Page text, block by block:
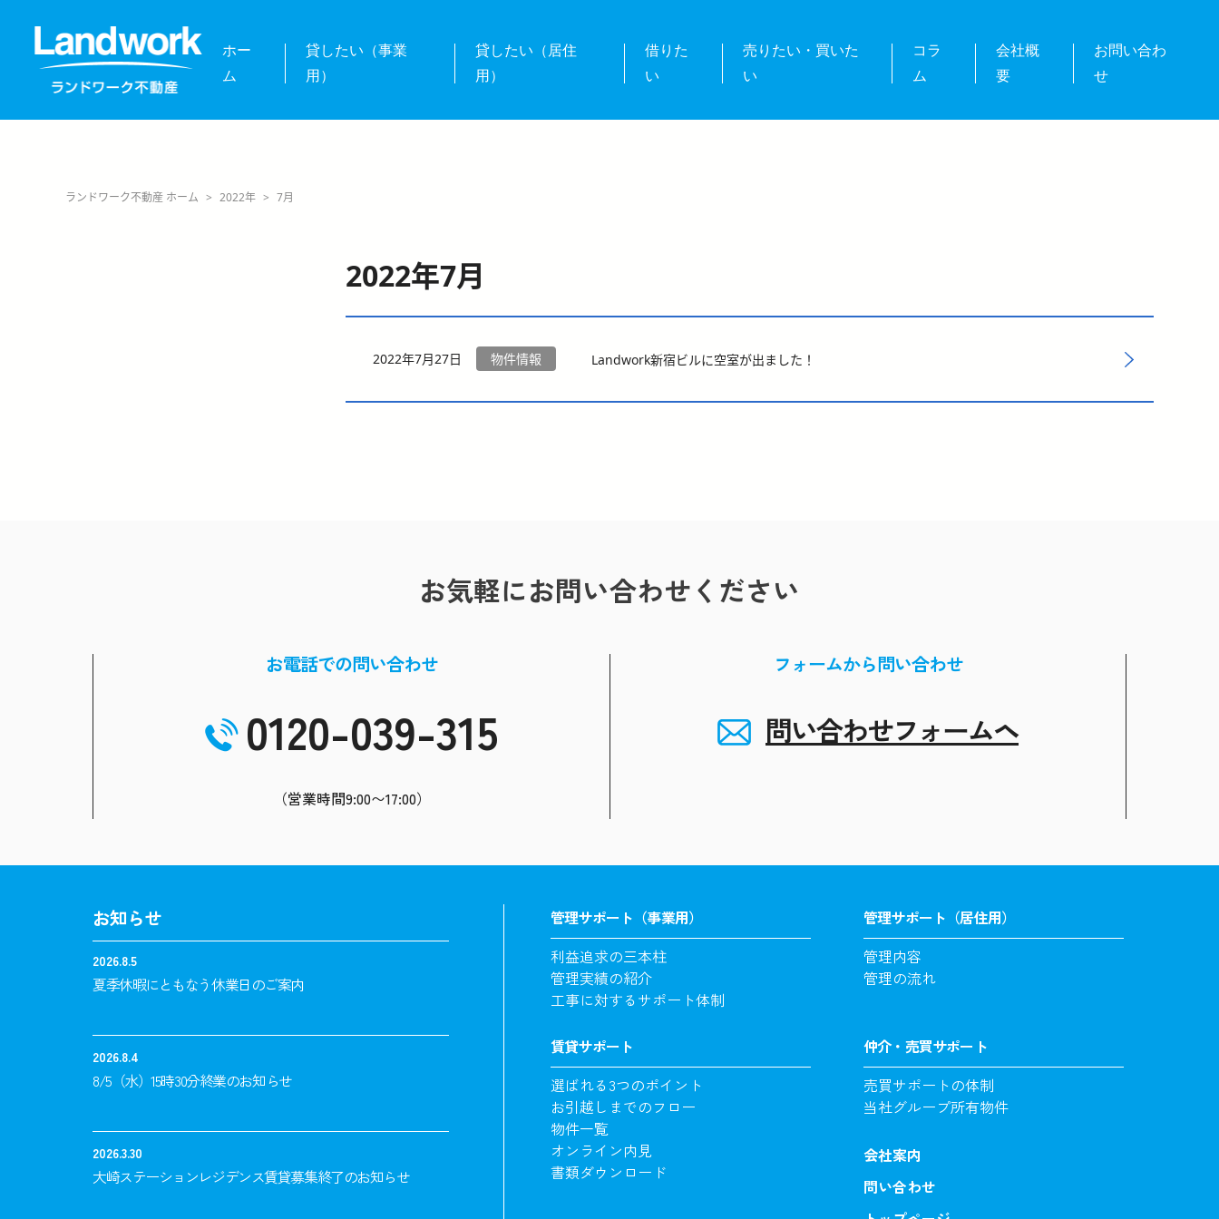
ホー
ム
貸したい（事業
用）
貸したい（居住
用）
借りた
い
売りたい・買いた
い
コラ
ム
会社概
要
お問い合わ
せ
ランドワーク不動産 ホーム > 2022年 > 7月
2022年7月
2022年7月27日 物件情報 Landwork新宿ビルに空室が出ました！
お気軽にお問い合わせください
お電話での問い合わせ
0120-039-315
（営業時間9:00〜17:00）
フォームから問い合わせ
問い合わせフォームヘ
お知らせ
2026.8.5
夏季休暇にともなう休業日のご案内
2026.8.4
8/5（水）15時30分終業のお知らせ
2026.3.30
大崎ステーションレジデンス賃貸募集終了のお知らせ
管理サポート（事業用）
利益追求の三本柱
管理実績の紹介
工事に対するサポート体制
賃貸サポート
選ばれる3つのポイント
お引越しまでのフロー
物件一覧
オンライン内見
書類ダウンロード
管理サポート（居住用）
管理内容
管理の流れ
仲介・売買サポート
売買サポートの体制
当社グループ所有物件
会社案内
問い合わせ